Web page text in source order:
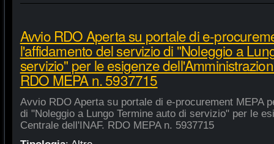
Avvio RDO Aperta su portale di e-
l'affidamento del servizio di "Noleggio a
servizio" per le esigenze
RDO MEPA n. 5937715
Avvio RDO Aperta su portale di e-procurement MEPA
di "Noleggio a Lungo Termine auto di servizio" per le
Centrale dell'INAF. RDO MEPA n. 5937715